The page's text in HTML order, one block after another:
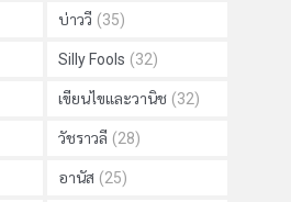
บ่าววี (35)
Silly Fools (32)
เขียนไขและวานิช (32)
วัชราวลี (28)
อานัส (25)